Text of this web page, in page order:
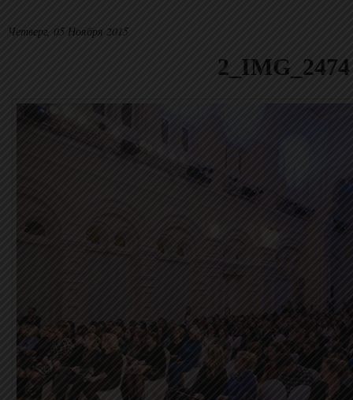
Четверг, 05 Ноября 2015
2_IMG_2474